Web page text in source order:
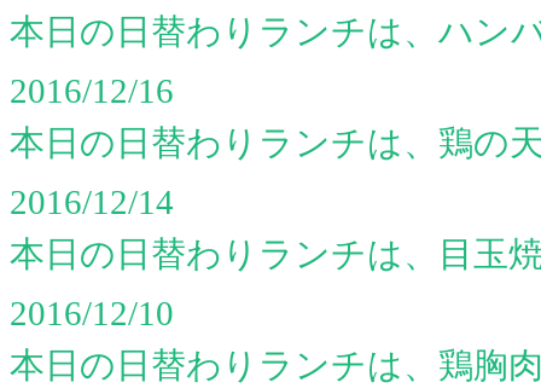
本日の日替わりランチは、ハン
2016/12/16
本日の日替わりランチは、鶏の
2016/12/14
本日の日替わりランチは、目玉
2016/12/10
本日の日替わりランチは、鶏胸